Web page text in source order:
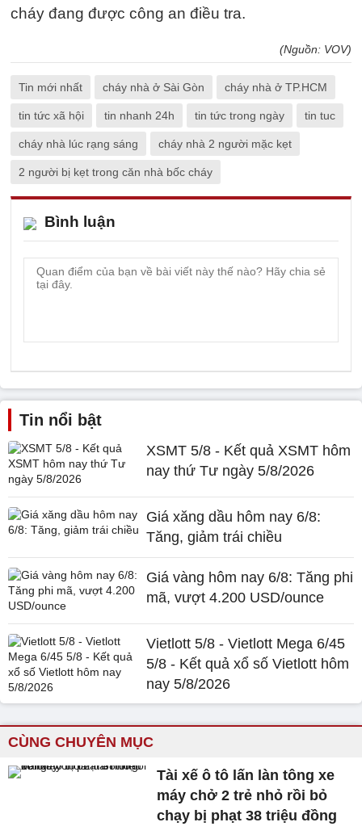
cháy đang được công an điều tra.
(Nguồn: VOV)
Tin mới nhất cháy nhà ở Sài Gòn cháy nhà ở TP.HCM
tin tức xã hội tin nhanh 24h tin tức trong ngày tin tuc
cháy nhà lúc rạng sáng cháy nhà 2 người mặc kẹt
2 người bị kẹt trong căn nhà bốc cháy
Bình luận
Tin nổi bật
XSMT 5/8 - Kết quả XSMT hôm
nay thứ Tư ngày 5/8/2026
Giá xăng dầu hôm nay 6/8:
Tăng, giảm trái chiều
Giá vàng hôm nay 6/8: Tăng phi
mã, vượt 4.200 USD/ounce
Vietlott 5/8 - Vietlott Mega 6/45
5/8 - Kết quả xổ số Vietlott hôm
nay 5/8/2026
CÙNG CHUYÊN MỤC
Tài xế ô tô lấn làn tông xe
máy chở 2 trẻ nhỏ rồi bỏ
chạy bị phạt 38 triệu đồng